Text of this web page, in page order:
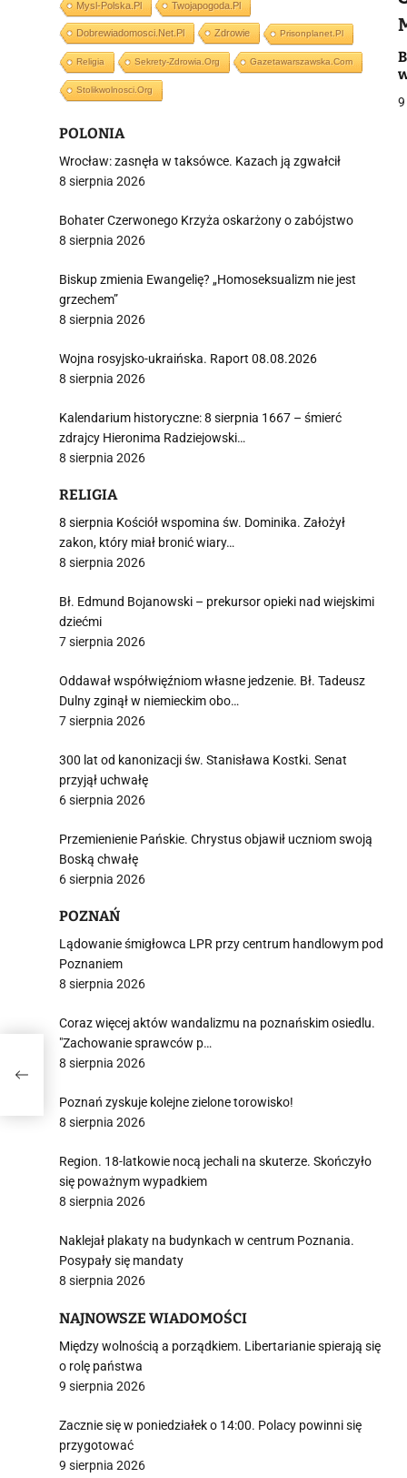
i
Mysl-Polska.pl Twojapogoda.pl
Dobrewiadomosci.net.pl Zdrowie Prisonplanet.pl
Religia Sekrety-Zdrowia.org Gazetawarszawska.com
Stolikwolnosci.org
POLONIA
Wrocław: zasnęła w taksówce. Kazach ją zgwałcił
8 sierpnia 2026
Bohater Czerwonego Krzyża oskarżony o zabójstwo
8 sierpnia 2026
Biskup zmienia Ewangelię? „Homoseksualizm nie jest
grzechem”
8 sierpnia 2026
Wojna rosyjsko-ukraińska. Raport 08.08.2026
8 sierpnia 2026
Kalendarium historyczne: 8 sierpnia 1667 – śmierć
zdrajcy Hieronima Radziejowski…
8 sierpnia 2026
RELIGIA
8 sierpnia Kościół wspomina św. Dominika. Założył
zakon, który miał bronić wiary…
8 sierpnia 2026
Bł. Edmund Bojanowski – prekursor opieki nad wiejskimi
dziećmi
7 sierpnia 2026
Oddawał współwięźniom własne jedzenie. Bł. Tadeusz
Dulny zginął w niemieckim obo…
7 sierpnia 2026
300 lat od kanonizacji św. Stanisława Kostki. Senat
przyjął uchwałę
6 sierpnia 2026
Przemienienie Pańskie. Chrystus objawił uczniom swoją
Boską chwałę
6 sierpnia 2026
POZNAŃ
Lądowanie śmigłowca LPR przy centrum handlowym pod
Poznaniem
8 sierpnia 2026
Coraz więcej aktów wandalizmu na poznańskim osiedlu.
"Zachowanie sprawców p…
8 sierpnia 2026
Poznań zyskuje kolejne zielone torowisko!
8 sierpnia 2026
Region. 18-latkowie nocą jechali na skuterze. Skończyło
się poważnym wypadkiem
8 sierpnia 2026
Naklejał plakaty na budynkach w centrum Poznania.
Posypały się mandaty
8 sierpnia 2026
NAJNOWSZE WIADOMOŚCI
Między wolnością a porządkiem. Libertarianie spierają się
o rolę państwa
9 sierpnia 2026
Zacznie się w poniedziałek o 14:00. Polacy powinni się
przygotować
9 sierpnia 2026